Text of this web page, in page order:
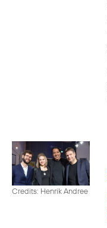
Credits: Henrik Andree